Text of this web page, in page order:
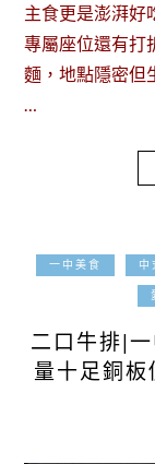
主食更是澎湃好
專屬座位還有打
麵，地點隱密但
一中美食 中
二口牛排|
量十足銅